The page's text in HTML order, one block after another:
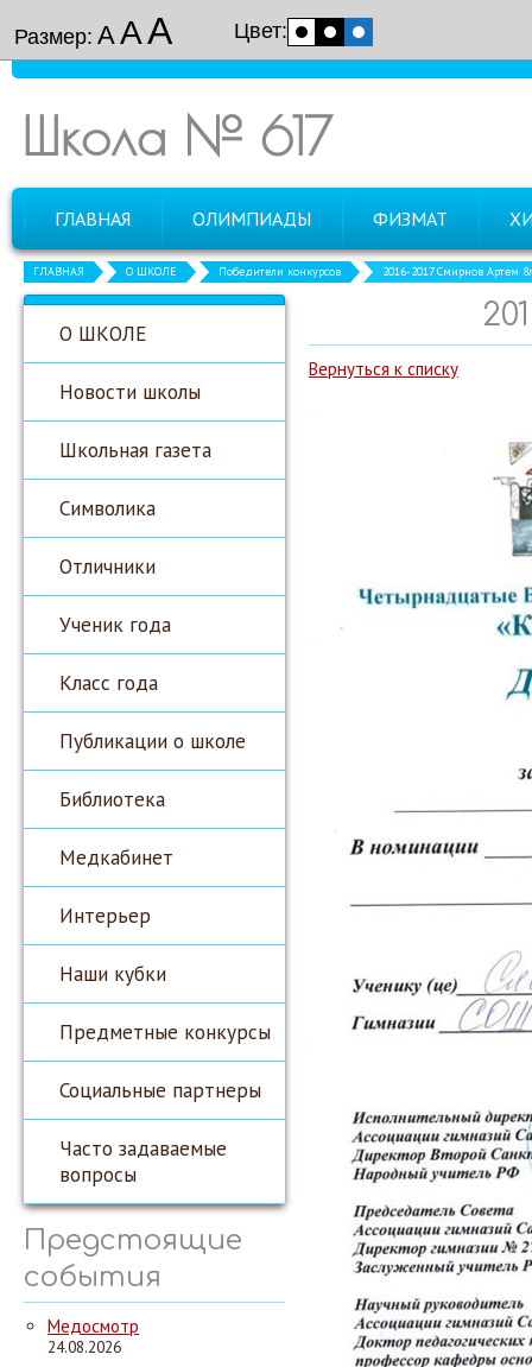
Размер: ААА Цвет:
Школа № 617
ГЛАВНАЯ ОЛИМПИАДЫ ФИЗМАТ
ГЛАВНАЯ О ШКОЛЕ Победители конкурсов 2016-2017 Смирнов Артем
О ШКОЛЕ
Новости школы
Школьная газета
Символика
Отличники
Ученик года
Класс года
Публикации о школе
Библиотека
Медкабинет
Интерьер
Наши кубки
Предметные конкурсы
Социальные партнеры
Часто задаваемые
вопросы
Предстоящие
события
Медосмотр
24.08.2026
Вернуться к списку